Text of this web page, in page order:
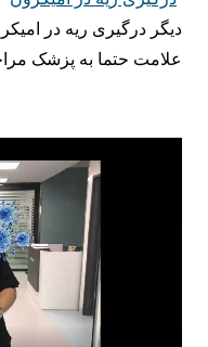
دیگر درگیری ریه در
علامت حتما به پزشک